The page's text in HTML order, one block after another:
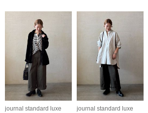
journal standard luxe
journal standard luxe